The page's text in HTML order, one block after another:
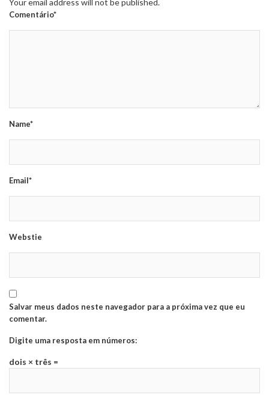
Comentário*
Name*
Email*
Webstie
Salvar meus dados neste navegador para a próxima vez que eu
comentar.
Digite uma resposta em números:
dois × três =